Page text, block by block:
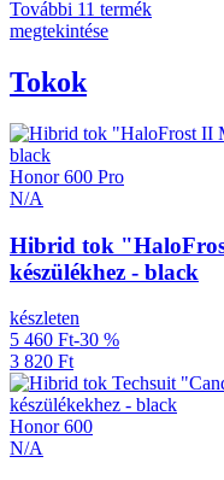
További 11 termék
megtekintése
Tokok
Honor 600 Pro
N/A
Hibrid tok
készülékhez - black
készleten
5 460 Ft-30 %
3 820 Ft
Honor 600
N/A